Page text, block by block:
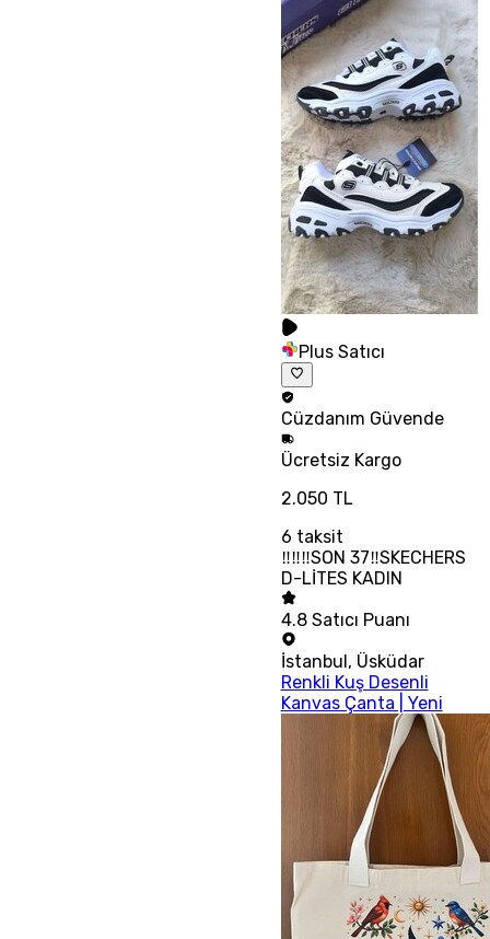
Plus Satıcı
Cüzdanım Güvende
Ücretsiz Kargo
2.050 TL
6 taksit
‼‼‼SON 37‼SKECHERS
D-LİTES KADIN
4.8 Satıcı Puanı
İstanbul, Üsküdar
Renkli Kuş Desenli
Kanvas Çanta | Yeni